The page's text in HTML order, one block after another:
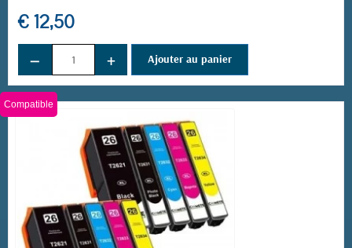
€ 12,50
− + Ajouter au panier
Compatible